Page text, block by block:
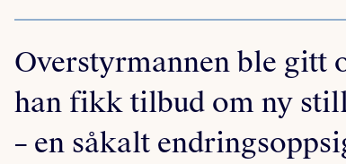
Overstyrmannen ble gitt
han fikk tilbud om ny
– en såkalt